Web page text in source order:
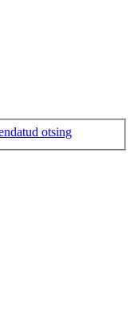
otsing